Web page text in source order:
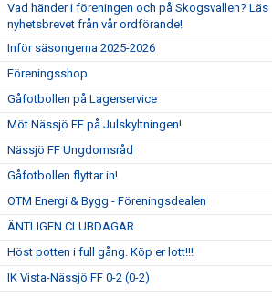
Vad händer i föreningen och på Skogsvallen? Läs
nyhetsbrevet från vår ordförande!
Inför säsongerna 2025-2026
Föreningsshop
Gåfotbollen på Lagerservice
Möt Nässjö FF på Julskyltningen!
Nässjö FF Ungdomsråd
Gåfotbollen flyttar in!
OTM Energi & Bygg - Föreningsdealen
ÄNTLIGEN CLUBDAGAR
Höst potten i full gång. Köp er lott!!!
IK Vista-Nässjö FF 0-2 (0-2)